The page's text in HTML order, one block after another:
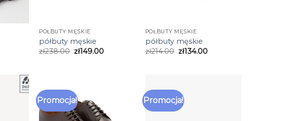
PÓŁBUTY MĘSKIE
półbuty męskie
zł238.00 zł149.00
PÓŁBUTY MĘSKIE
półbuty męskie
zł214.00 zł134.00
Promocja! Promocja!